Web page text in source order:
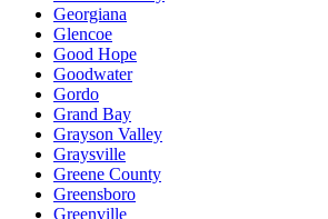
Georgiana
Glencoe
Good Hope
Goodwater
Gordo
Grand Bay
Grayson Valley
Graysville
Greene County
Greensboro
Greenville